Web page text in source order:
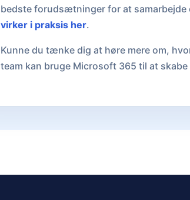
bedste forudsætninger for at samarbejde
virker i praksis her.
Kunne du tænke dig at høre mere om,
team kan bruge Microsoft 365 til at